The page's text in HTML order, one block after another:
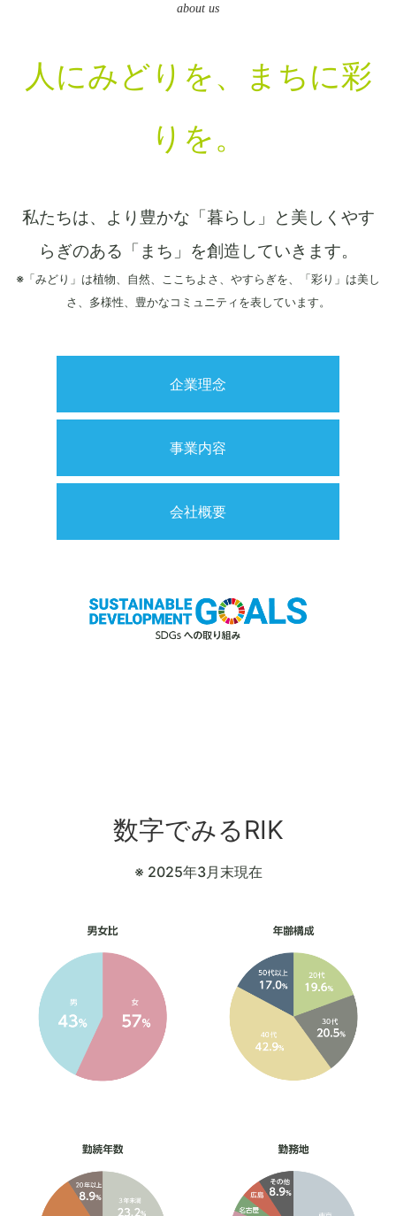
about us
人にみどりを、まちに彩
りを。
私たちは、より豊かな「暮らし」と美しくやす
らぎのある「まち」を創造していきます。
※「みどり」は植物、自然、ここちよさ、やすらぎを、「彩り」は美し
さ、多様性、豊かなコミュニティを表しています。
企業理念
事業内容
会社概要
数字でみるRIK
※ 2025年3月末現在